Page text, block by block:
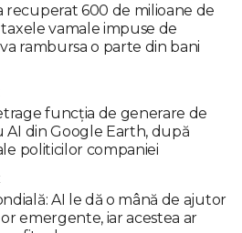
recuperat 600 de milioane de
vamale impuse de
rambursa o parte din bani
funcţia de generare de
AI din Google Earth, după
politicilor companiei
AI le dă o mână de ajutor
emergente, iar acestea ar